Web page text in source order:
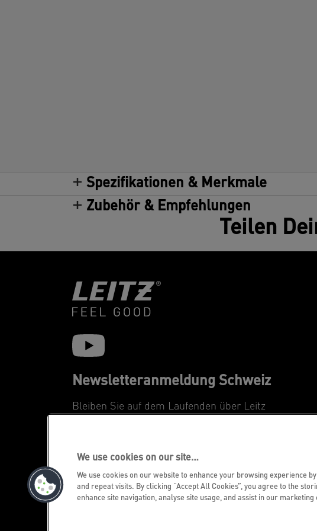
Spezifikationen & Merkmale
Zubehör & Empfehlungen
Teilen
Newsletteranmeldung Schweiz
Bleiben Sie auf dem Laufenden über Leitz
We use cookies on our site…
We use cookies on our website to enhance your browsing experience
and repeat visits. By clicking “Accept All Cookies”, you agree to the
enhance site navigation, analyse site usage, and assist in our marketing